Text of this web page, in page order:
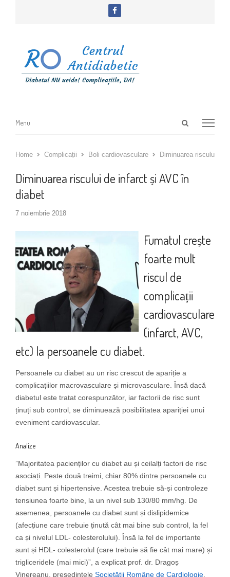
Open
Menu
Menu
Home Complicații Boli cardiovasculare Diminuarea riscului de
Diminuarea riscului de infarct și AVC în
diabet
7 noiembrie 2018
Fumatul crește
foarte mult
riscul de
complicații
cardiovasculare
(infarct, AVC,
etc) la persoanele cu diabet.
Persoanele cu diabet au un risc crescut de apariție a
complicațiilor macrovasculare și microvasculare. Însă dacă
diabetul este tratat corespunzător, iar factorii de risc sunt
ținuți sub control, se diminuează posibilitatea apariției unui
eveniment cardiovascular.
Analize
”Majoritatea pacienților cu diabet au și ceilalți factori de risc
asociați. Peste două treimi, chiar 80% dintre persoanele cu
diabet sunt și hipertensive. Acestea trebuie să-și controleze
tensiunea foarte bine, la un nivel sub 130/80 mm/hg. De
asemenea, persoanele cu diabet sunt și dislipidemice
(afecțiune care trebuie ținută cât mai bine sub control, la fel
ca și nivelul LDL- colesterolului). Însă la fel de importante
sunt și HDL- colesterolul (care trebuie să fie cât mai mare) și
trigliceridele (mai mici)”, a explicat prof. dr. Dragoș
Vinereanu, președintele Societății Române de Cardiologie.